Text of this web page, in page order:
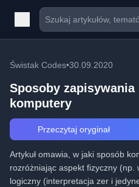
Świstak Codes•30.09.2020
Sposoby zapisywania
komputery
Przeczytaj oryginał
Artykuł omawia, w jaki sposób
rozróżniając aspekt fizyczny (np.
logiczny (interpretacja zer i